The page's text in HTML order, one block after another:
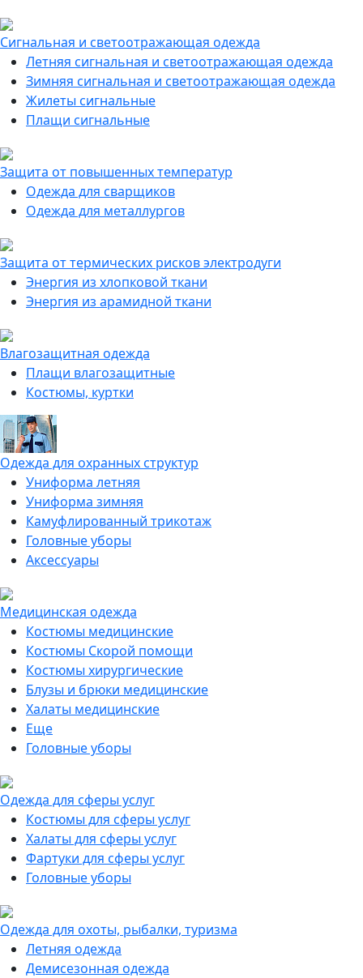
Сигнальная и светоотражающая одежда
Летняя сигнальная и светоотражающая одежда
Зимняя сигнальная и светоотражающая одежда
Жилеты сигнальные
Плащи сигнальные
Защита от повышенных температур
Одежда для сварщиков
Одежда для металлургов
Защита от термических рисков электродуги
Энергия из хлопковой ткани
Энергия из арамидной ткани
Влагозащитная одежда
Плащи влагозащитные
Костюмы, куртки
Одежда для охранных структур
Униформа летняя
Униформа зимняя
Камуфлированный трикотаж
Головные уборы
Аксессуары
Медицинская одежда
Костюмы медицинские
Костюмы Скорой помощи
Костюмы хирургические
Блузы и брюки медицинские
Халаты медицинские
Еще
Головные уборы
Одежда для сферы услуг
Костюмы для сферы услуг
Халаты для сферы услуг
Фартуки для сферы услуг
Головные уборы
Одежда для охоты, рыбалки, туризма
Летняя одежда
Демисезонная одежда